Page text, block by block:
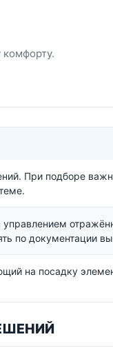
При подборе
по документации
на посадку